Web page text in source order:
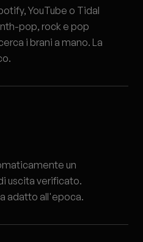
YouTube o Tidal
pop, rock e pop
i brani a mano. La
un
uscita verificato.
adatto all'epoca.